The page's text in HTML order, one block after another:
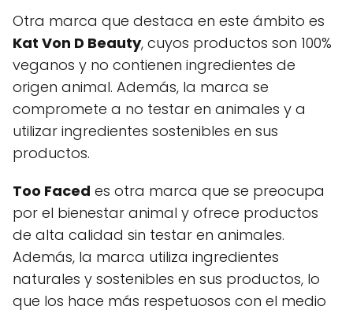
Otra marca que destaca en este ámbito es
Kat Von D Beauty, cuyos productos son 100%
veganos y no contienen ingredientes de
origen animal. Además, la marca se
compromete a no testar en animales y a
utilizar ingredientes sostenibles en sus
productos.
Too Faced es otra marca que se preocupa
por el bienestar animal y ofrece productos
de alta calidad sin testar en animales.
Además, la marca utiliza ingredientes
naturales y sostenibles en sus productos, lo
que los hace más respetuosos con el medio